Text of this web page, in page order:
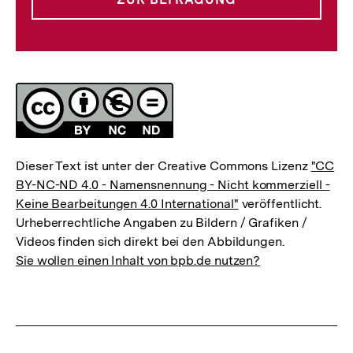
Lizenz
Dieser Text ist unter der Creative Commons Lizenz "CC
BY-NC-ND 4.0 - Namensnennung - Nicht kommerziell -
Keine Bearbeitungen 4.0 International" veröffentlicht.
Urheberrechtliche Angaben zu Bildern / Grafiken /
Videos finden sich direkt bei den Abbildungen.
Sie wollen einen Inhalt von bpb.de nutzen?